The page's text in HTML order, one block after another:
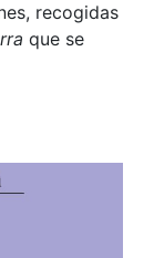
recogidas
que se